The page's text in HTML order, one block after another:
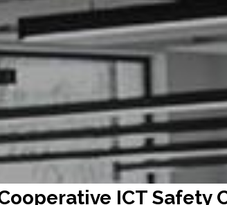
대학교 대학-기업 협력형
ICT
ICT Safety